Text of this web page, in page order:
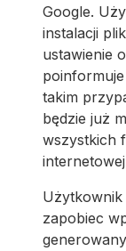
Google.
instalacji
ustawienie
takim
będzie już
wszystkich
zapobiec